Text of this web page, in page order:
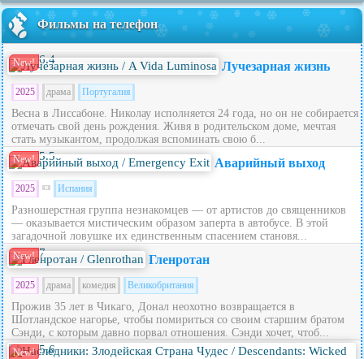
Фильмы на телефон
New! 6.4 Лучезарная жизнь
2025 драма Португалия
Весна в Лиссабоне. Николау исполняется 24 года, но он не собирается
отмечать свой день рождения. Живя в родительском доме, мечтая
стать музыкантом, продолжая вспоминать свою б...
New! 5.5 Аварийный выход
2025 Испания
Разношерстная группа незнакомцев — от артистов до священников
— оказывается мистическим образом заперта в автобусе. В этой
загадочной ловушке их единственным спасением становя...
New! 7 Гленротан
2025 драма комедия Великобритания
Прожив 35 лет в Чикаго, Донал неохотно возвращается в
Шотландское нагорье, чтобы помириться со своим старшим братом
Сэнди, с которым давно порвал отношения. Сэнди хочет, чтоб...
New! 5.6